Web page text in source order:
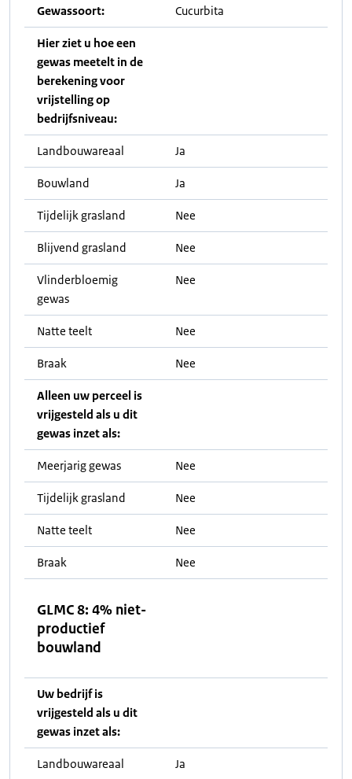
Gewassoort: Cucurbita
Hier ziet u hoe een
gewas meetelt in de
berekening voor
vrijstelling op
bedrijfsniveau:
Landbouwareaal Ja
Bouwland Ja
Tijdelijk grasland Nee
Blijvend grasland Nee
Vlinderbloemig
gewas
Nee
Natte teelt Nee
Braak Nee
Alleen uw perceel is
vrijgesteld als u dit
gewas inzet als:
Meerjarig gewas Nee
Tijdelijk grasland Nee
Natte teelt Nee
Braak Nee
GLMC 8: 4% niet-
productief
bouwland
Uw bedrijf is
vrijgesteld als u dit
gewas inzet als:
Landbouwareaal Ja